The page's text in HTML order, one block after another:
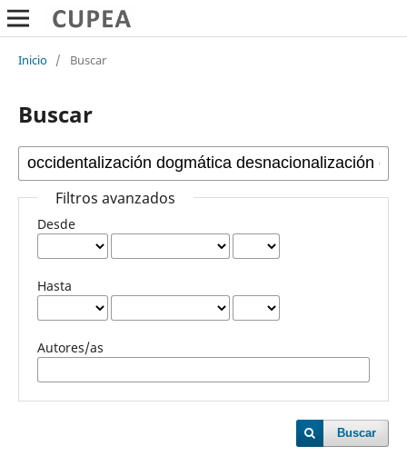
Inicio / Buscar
Buscar
Filtros avanzados
Desde
Hasta
Autores/as
Buscar